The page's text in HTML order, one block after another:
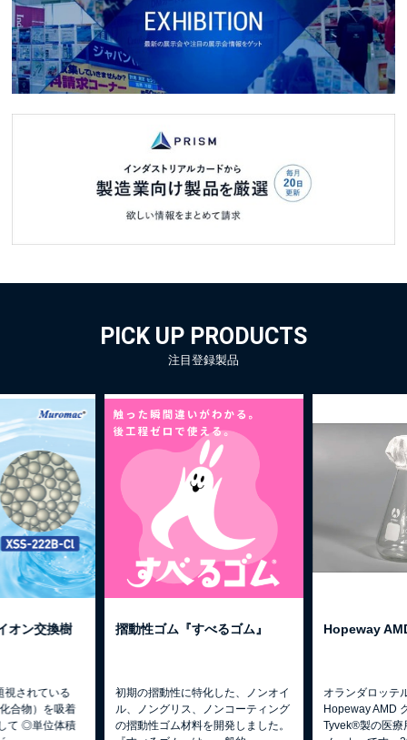
PICK UP PRODUCTS
注目登録製品
るゴム』
た、ノンオイ
コーティング
発しました。
Hopeway AMD Tyvek®製品
オランダロッテルダムにある
Hopeway AMD グループは、
Tyvek®製の医療用滅菌包装資材の
固定式産業用
どこにでもフィ
働。 高精度スキ
で、進化し続け